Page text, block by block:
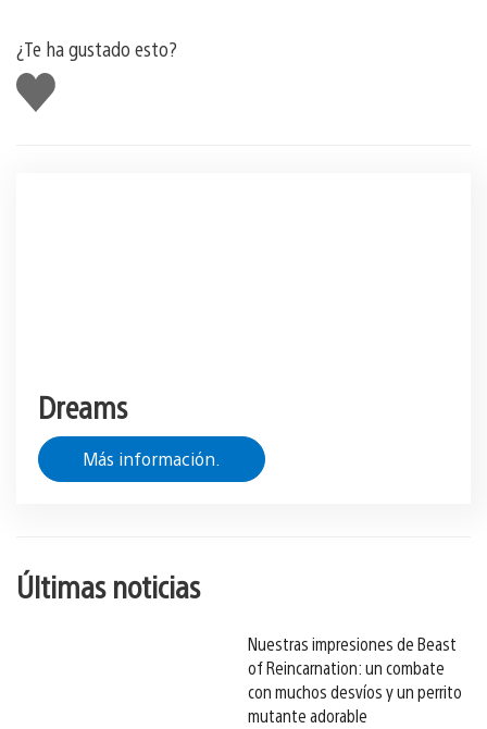
¿Te ha gustado esto?
Me
gusta
esto
Dreams
Más información.
Últimas noticias
Nuestras impresiones de Beast
of Reincarnation: un combate
con muchos desvíos y un perrito
mutante adorable